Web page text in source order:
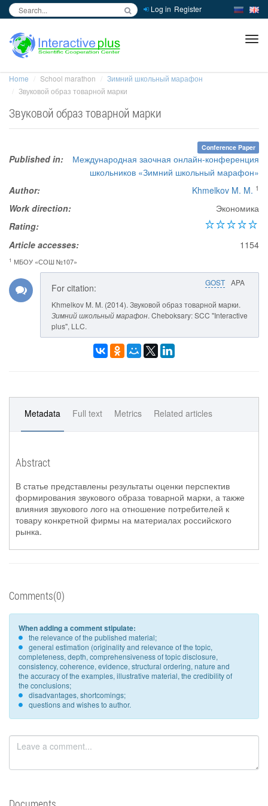
Log in Register
Home School marathon
Зимний школьный марафон
Звуковой образ товарной марки
Звуковой образ товарной марки
Conference Paper
Published in:
Международная заочная онлайн-конференция
школьников «Зимний школьный марафон»
Author:
Khmelkov M. M. 1
Work direction:
Экономика
Rating:
Article accesses:
1154
1 МБОУ «‎СОШ №107»‎
GOST APA
For citation:
Khmelkov M. M. (2014). Звуковой образ товарной марки.
Зимний школьный марафон. Cheboksary: SCC "Interactive
plus", LLC.
Metadata Full text Metrics Related articles
Abstract
В статье представлены результаты оценки перспектив
формирования звукового образа товарной марки, а также
влияния звукового лого на отношение потребителей к
товару конкретной фирмы на материалах российского
рынка.
Comments(0)
When adding a comment stipulate:
the relevance of the published material;
general estimation (originality and relevance of the topic,
completeness, depth, comprehensiveness of topic disclosure,
consistency, coherence, evidence, structural ordering, nature and
the accuracy of the examples, illustrative material, the credibility of
the conclusions;
disadvantages, shortcomings;
questions and wishes to author.